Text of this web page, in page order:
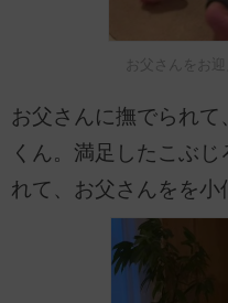
お父さんをお
お父さんに撫でられて
くん。満足したこぶ
れて、お父さんをを小